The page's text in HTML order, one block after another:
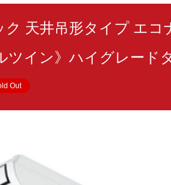
ク 天井吊形タイプ エコ
ツイン》ハイグレード
Out